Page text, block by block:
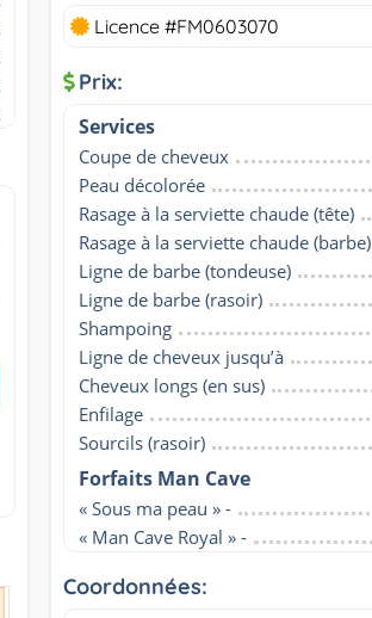
Licence #FM0603070
Prix:
Services
Coupe de cheveux
Peau décolorée
Rasage à la serviette chaude (tête)
Rasage à la serviette chaude (barbe)
Ligne de barbe (tondeuse)
Ligne de barbe (rasoir)
Shampoing
Ligne de cheveux jusqu’à
Cheveux longs (en sus)
Enfilage
Sourcils (rasoir)
Forfaits Man Cave
« Sous ma peau » -
« Man Cave Royal » -
Coordonnées: